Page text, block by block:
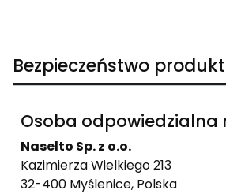
Bezpieczeństwo
Osoba odpowiedzialna
Naselto Sp. z o.o.
Kazimierza Wielkiego 213
32-400 Myślenice, Polska